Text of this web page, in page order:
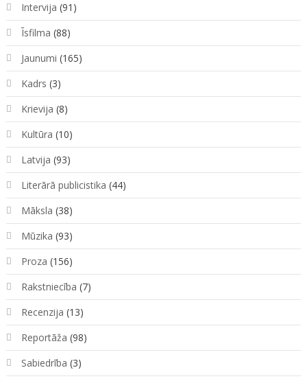
Intervija (91)
Īsfilma (88)
Jaunumi (165)
Kadrs (3)
Krievija (8)
Kultūra (10)
Latvija (93)
Literārā publicistika (44)
Māksla (38)
Mūzika (93)
Proza (156)
Rakstniecība (7)
Recenzija (13)
Reportāža (98)
Sabiedrība (3)